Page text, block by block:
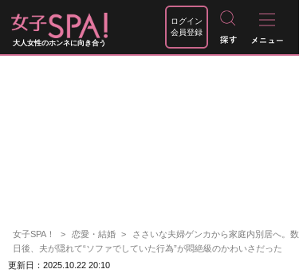
大人女性のホンネに向き合う
ログイン
会員登録
女子SPA！ 恋愛・結婚
ささいな夫婦ゲンカから家庭内別居へ。数
日後、夫が隠れて“ソファでしていた行為”が悶絶級のかわいさだった
更新日：2025.10.22 20:10